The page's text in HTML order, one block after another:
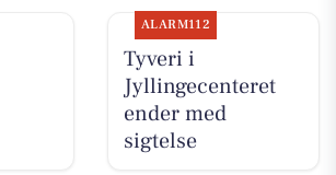
ALARM112
Tyveri i
Jyllingecenteret
ender med
sigtelse